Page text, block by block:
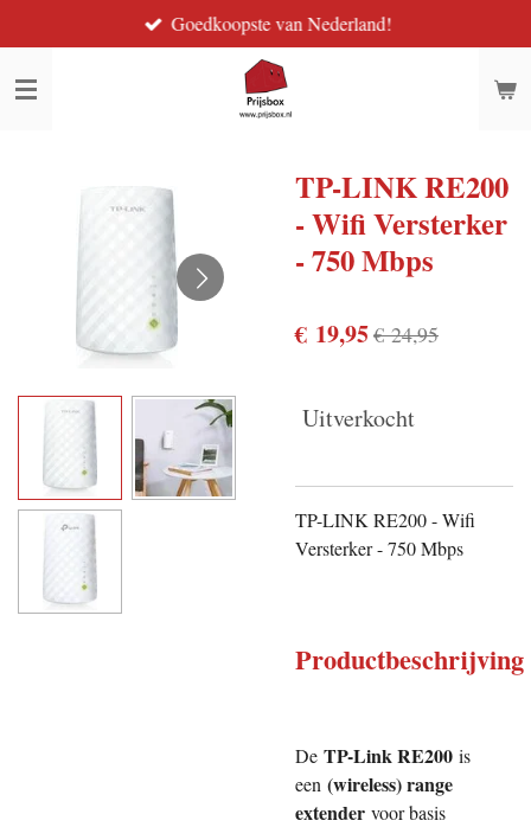
direct
naar
Goedkoopste van Nederland!
TP-LINK RE200
- Wifi Versterker
- 750 Mbps
€ 19,95€ 24,95
Uitverkocht
TP-LINK RE200 - Wifi
Versterker - 750 Mbps
Productbeschrijving
De TP-Link RE200 is
een (wireless) range
extender voor basis